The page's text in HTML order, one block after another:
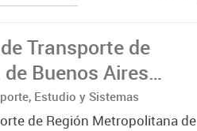
Transporte de
Buenos Aires
Estudio y Sistemas
de Región Metropolitana de